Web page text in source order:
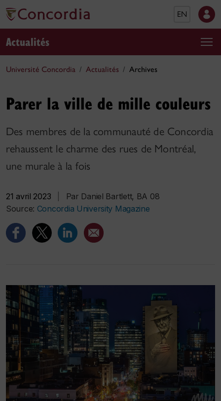
EN
Actualités
Université Concordia Actualités Archives
Parer la ville de mille couleurs
Des membres de la communauté de Concordia
rehaussent le charme des rues de Montréal,
une murale à la fois
21 avril 2023
Par Daniel Bartlett, BA 08
Source: Concordia University Magazine